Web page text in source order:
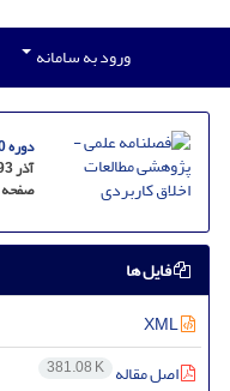
ورود به سامانه
دوره 10، شماره 37
آذر 1393
صفحه
فایل ها
XML
اصل مقاله 381.08 K